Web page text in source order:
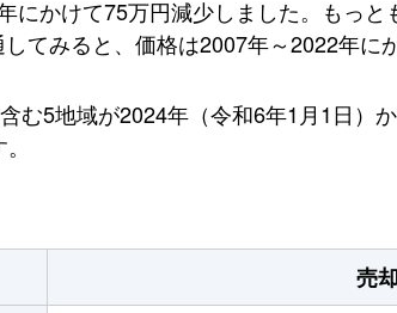
かけて75万円減少しました。もっ
てみると、価格は2007年～2022年に
む5地域が2024年（令和6年1月1日）
売